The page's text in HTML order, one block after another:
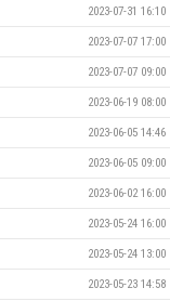
2023-07-31 16:10
2023-07-07 17:00
2023-07-07 09:00
2023-06-19 08:00
2023-06-05 14:46
2023-06-05 09:00
2023-06-02 16:00
2023-05-24 16:00
2023-05-24 13:00
2023-05-23 14:58